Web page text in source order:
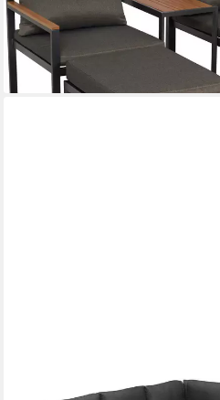
Rückenkissen, 4 Sitzkissen, 1 Tisch
369,00 € UVP835,90 €
-56%
lieferbar - in 4-5 Werktagen bei dir